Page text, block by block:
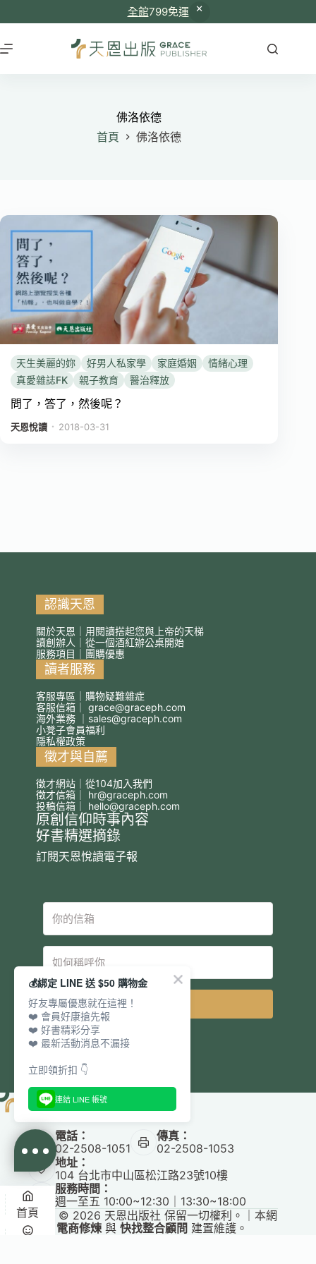
全館799免運
至
主
佛洛依德
首頁
佛洛依德
天生美麗的妳 好男人私家學 家庭婚姻
情緒心理
真愛雜誌FK
親子教育 醫治釋放
問了，答了，然後呢？
天恩悅讀 ． 2018-03-31
認識天恩
關於天恩｜用閱讀搭起您與上帝的天梯
讀創辦人｜從一個酒紅辦公桌開始
服務項目｜團購優惠
讀者服務
客服專區｜購物疑難雜症
客服信箱｜ grace@graceph.com
海外業務 ｜ sales@graceph.com
小凳子會員福利
隱私權政策
徵才與自薦
徵才網站｜從104加入我們
徵才信箱｜ hr@graceph.com
投稿信箱｜ hello@graceph.com
原創信仰時事內容
好書精選摘錄
訂閱天恩悅讀電子報
電話：
02-2508-1051
傳真：
02-2508-1053
地址：
104 台北市中山區松江路23號10樓
服務時間：
週一至五 10:00~12:30｜13:30~18:00
Copyright © 2026 天恩出版社 保留一切權利。｜本網
站由 電商修煉與快找整合顧問 建置維護。
首頁
💰綁定 LINE 送 $50 購物金
好友專屬優惠就在這裡！
❤️ 會員好康搶先報
❤️ 好書精彩分享
❤️ 最新活動消息不漏接
立即領折扣 👇
連結 LINE 帳號